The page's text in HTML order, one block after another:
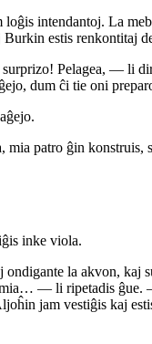
intendantoj. La
estis renkontitaj
Pelagea, — li
dum ĉi tie oni
patro ĝin konstruis,
inke viola.
la akvon,
mia… — li ripetadis
jam vestiĝis kaj